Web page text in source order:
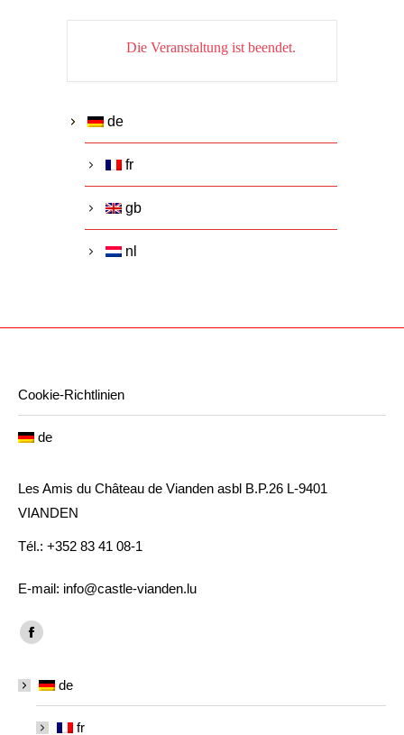
Die Veranstaltung ist beendet.
de
fr
gb
nl
Cookie-Richtlinien
de
Les Amis du Château de Vianden asbl B.P.26 L-9401
VIANDEN
Tél.: +352 83 41 08-1
E-mail: info@castle-vianden.lu
Finden Sie uns auf:
Facebook
opensde
fr